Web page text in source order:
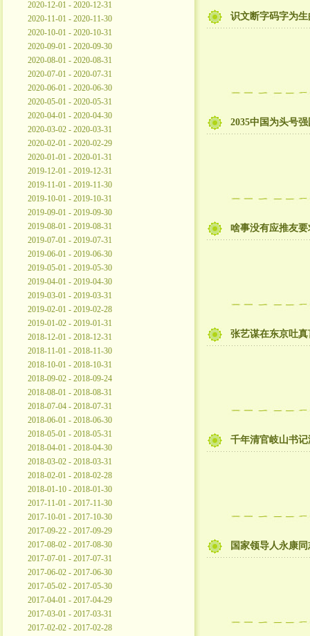
2020-12-01 - 2020-12-31
2020-11-01 - 2020-11-30
2020-10-01 - 2020-10-31
2020-09-01 - 2020-09-30
2020-08-01 - 2020-08-31
2020-07-01 - 2020-07-31
2020-06-01 - 2020-06-30
2020-05-01 - 2020-05-31
2020-04-01 - 2020-04-30
2020-03-02 - 2020-03-31
2020-02-01 - 2020-02-29
2020-01-01 - 2020-01-31
2019-12-01 - 2019-12-31
2019-11-01 - 2019-11-30
2019-10-01 - 2019-10-31
2019-09-01 - 2019-09-30
2019-08-01 - 2019-08-31
2019-07-01 - 2019-07-31
2019-06-01 - 2019-06-30
2019-05-01 - 2019-05-30
2019-04-01 - 2019-04-30
2019-03-01 - 2019-03-31
2019-02-01 - 2019-02-28
2019-01-02 - 2019-01-31
2018-12-01 - 2018-12-31
2018-11-01 - 2018-11-30
2018-10-01 - 2018-10-31
2018-09-02 - 2018-09-24
2018-08-01 - 2018-08-31
2018-07-04 - 2018-07-31
2018-06-01 - 2018-06-30
2018-05-01 - 2018-05-31
2018-04-01 - 2018-04-30
2018-03-02 - 2018-03-31
2018-02-01 - 2018-02-28
2018-01-10 - 2018-01-30
2017-11-01 - 2017-11-30
2017-10-01 - 2017-10-30
2017-09-22 - 2017-09-29
2017-08-02 - 2017-08-30
2017-07-01 - 2017-07-31
2017-06-02 - 2017-06-30
2017-05-02 - 2017-05-30
2017-04-01 - 2017-04-29
2017-03-01 - 2017-03-31
2017-02-02 - 2017-02-28
识文断字码字为
2035中国为头号
啥事没有应推友
张艺谋在东京吐
千年清官岐山书
国家领导人永康